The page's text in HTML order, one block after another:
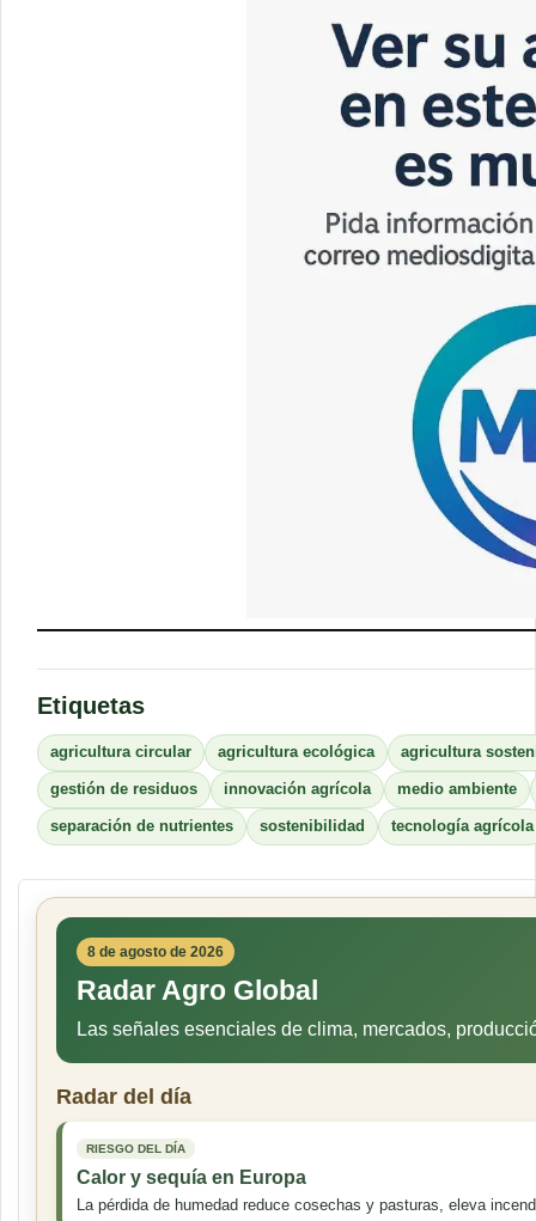
Etiquetas
agricultura circular agricultura ecológica agricultura
gestión de residuos innovación agrícola medio ambiente
separación de nutrientes sostenibilidad tecnología agrícola
8 de agosto de 2026
Radar Agro Global
Las señales esenciales de clima, mercados,
Radar del día
RIESGO DEL DÍA
Calor y sequía en Europa
La pérdida de humedad reduce cosechas y pasturas, eleva